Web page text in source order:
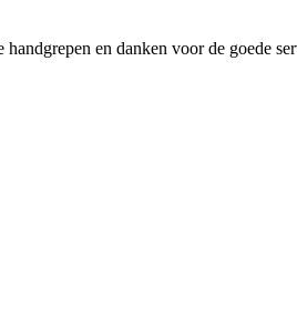
handgrepen en danken voor de goede